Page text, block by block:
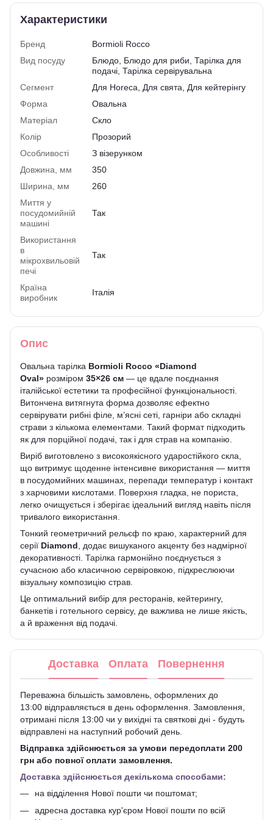
Характеристики
Бренд
Bormioli Rocco
Вид посуду
Блюдо, Блюдо для риби, Тарілка для
подачі, Тарілка сервірувальна
Сегмент
Для Horeca, Для свята, Для кейтерінгу
Форма
Овальна
Матеріал
Скло
Колір
Прозорий
Особливості
З візерунком
Довжина, мм
350
Ширина, мм
260
Миття у
посудомийній
машині
Так
Використання
в
мікрохвильовій
печі
Так
Країна
виробник
Італія
Опис
Овальна тарілка Bormioli Rocco «Diamond
Oval» розміром 35×26 см — це вдале поєднання
італійської естетики та професійної функціональності.
Витончена витягнута форма дозволяє ефектно
сервірувати рибні філе, м’ясні сеті, гарніри або складні
страви з кількома елементами. Такий формат підходить
як для порційної подачі, так і для страв на компанію.
Виріб виготовлено з високоякісного ударостійкого скла,
що витримує щоденне інтенсивне використання — миття
в посудомийних машинах, перепади температур і контакт
з харчовими кислотами. Поверхня гладка, не пориста,
легко очищується і зберігає ідеальний вигляд навіть після
тривалого використання.
Тонкий геометричний рельєф по краю, характерний для
серії Diamond , додає вишуканого акценту без надмірної
декоративності. Тарілка гармонійно поєднується з
сучасною або класичною сервіровкою, підкреслюючи
візуальну композицію страв.
Це оптимальний вибір для ресторанів, кейтерингу,
банкетів і готельного сервісу, де важлива не лише якість,
а й враження від подачі.
Доставка Оплата Повернення
Переважна більшість замовлень, оформлених до
13:00 відправляється в день оформлення. Замовлення,
отримані після 13:00 чи у вихідні та святкові дні - будуть
відправлені на наступний робочий день.
Відправка здійснюється за умови передоплати 200
грн або повної оплати замовлення.
Доставка здійснюється декількома способами:
на відділення Нової пошти чи поштомат;
адресна доставка кур'єром Нової пошти по всій